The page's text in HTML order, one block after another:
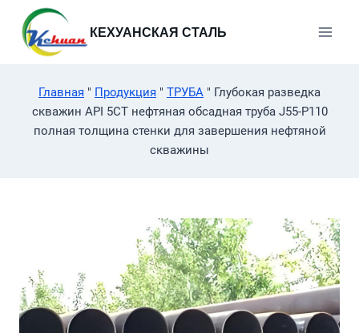
Перейти
содержимому
КЕХУАНСКАЯ СТАЛЬ
Главная " Продукция " ТРУБА " Глубокая разведка
скважин API 5CT нефтяная обсадная труба J55-P110
полная толщина стенки для завершения нефтяной
скважины